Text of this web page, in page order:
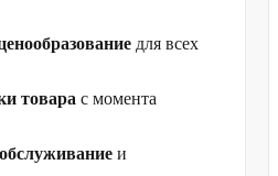
для всех
товара с момента
и